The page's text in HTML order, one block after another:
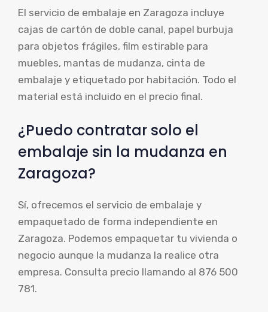
El servicio de embalaje en Zaragoza incluye
cajas de cartón de doble canal, papel burbuja
para objetos frágiles, film estirable para
muebles, mantas de mudanza, cinta de
embalaje y etiquetado por habitación. Todo el
material está incluido en el precio final.
¿Puedo contratar solo el
embalaje sin la mudanza en
Zaragoza?
Sí, ofrecemos el servicio de embalaje y
empaquetado de forma independiente en
Zaragoza. Podemos empaquetar tu vivienda o
negocio aunque la mudanza la realice otra
empresa. Consulta precio llamando al 876 500
781.